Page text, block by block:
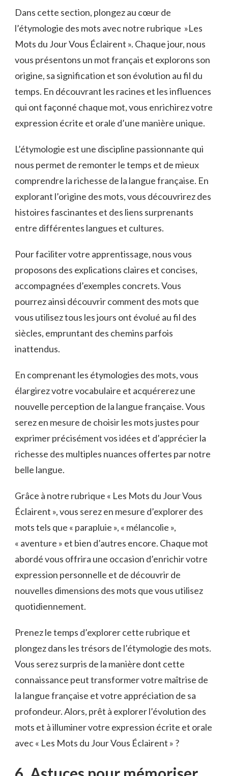
Dans cette section,⁢ plongez⁤ au cœur de
l’étymologie des mots⁢ avec notre rubrique ⁣ »Les
Mots du ‍Jour Vous Éclairent ». Chaque jour, nous
‍vous présentons un ⁢mot français​ et ⁣explorons son
origine, sa‍ signification et son évolution au fil du
temps. ⁣En découvrant⁤ les racines et les influences
qui ont⁢ façonné chaque mot, ⁣vous ⁢enrichirez​ votre
expression écrite et‍ orale d’une manière ⁣unique.
L’étymologie⁢ est une discipline passionnante qui
⁤nous permet⁢ de remonter le temps et ⁤de mieux​
comprendre la richesse de la langue ⁢française. ‍En‌
explorant l’origine des mots, vous​ découvrirez des
histoires fascinantes et des ⁣liens surprenants
entre différentes​ langues et cultures.
Pour faciliter votre apprentissage, nous vous
proposons des ‌explications claires et ‍concises,⁢
accompagnées d’exemples concrets.⁣ Vous
⁢pourrez ⁢ainsi découvrir comment des mots que
vous utilisez tous les jours ont évolué au fil ⁤des
⁣siècles, empruntant des chemins parfois⁤
inattendus.
En comprenant les⁢ étymologies des mots, ⁢vous
élargirez ⁤votre⁤ vocabulaire et acquérerez une
nouvelle perception de la⁤ langue⁤ française. ‌Vous⁣
serez en mesure de⁣ choisir les mots justes pour
exprimer précisément ‌vos⁣ idées et d’apprécier‌ la
richesse des multiples nuances offertes par notre
belle langue.
Grâce à notre rubrique « Les Mots⁢ du‍ Jour Vous
Éclairent », vous serez en mesure d’explorer‍ des
mots tels que « parapluie »,⁢ « mélancolie »,‌
« aventure »​ et bien d’autres ​encore.​ Chaque mot
abordé vous‌ offrira ​une occasion d’enrichir votre
expression personnelle et de découvrir de
nouvelles dimensions ⁤des​ mots que‍ vous utilisez⁣
quotidiennement.
Prenez ​le⁢ temps d’explorer cette rubrique et⁣
plongez dans les trésors de l’étymologie des mots.
Vous serez surpris‍ de la manière dont cette
connaissance peut transformer‌ votre maîtrise‍ de
⁤la langue française⁢ et votre appréciation de sa
profondeur. Alors, prêt à explorer l’évolution‍ des
mots et à illuminer votre expression écrite et ​orale
‍avec « Les Mots du ⁢Jour Vous Éclairent » ?